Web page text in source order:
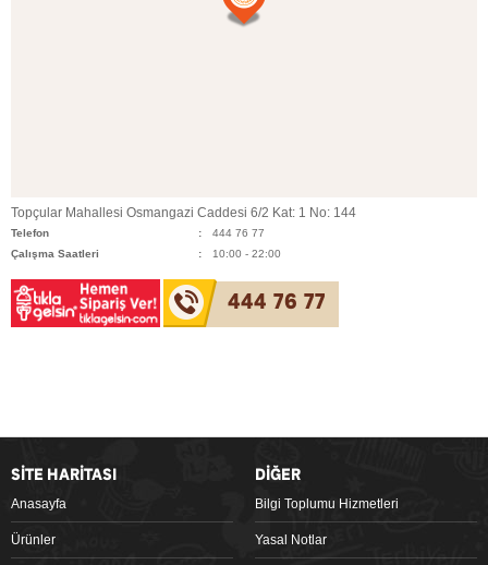
Topçular Mahallesi Osmangazi Caddesi 6/2 Kat: 1 No: 144
Telefon
444 76 77
Çalışma Saatleri
10:00 - 22:00
444 76 77
SİTE HARİTASI
Anasayfa
Ürünler
DİĞER
Bilgi Toplumu Hizmetleri
Yasal Notlar